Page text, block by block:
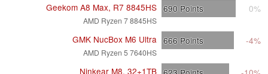
Geekom A8 Max, R7 8845HS
AMD Ryzen 7 8845HS
690 Points 0%
GMK NucBox M6 Ultra
AMD Ryzen 5 7640HS
666 Points -4%
Ninkear M8, 32+1TB